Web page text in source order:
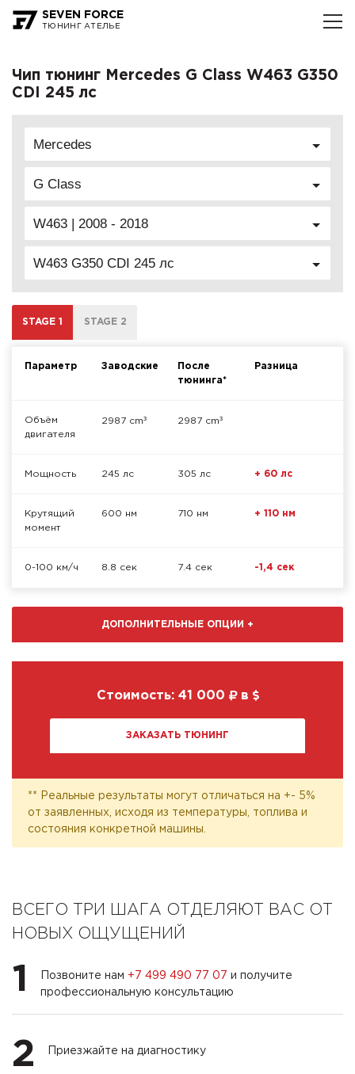
SEVEN FORCE
ТЮНИНГ АТЕЛЬЕ
Чип тюнинг Mercedes G Class W463 G350
CDI 245 лс
Mercedes
G Class
W463 | 2008 - 2018
W463 G350 CDI 245 лс
STAGE 1 STAGE 2
Параметр Заводские
После
тюнинга*
Разница
Объём
двигателя
2987 cm³ 2987 cm³
Мощность 245 лс 305 лс + 60 лс
Крутящий
момент
600 нм 710 нм + 110 нм
0-100 км/ч 8.8 сек 7.4 сек -1,4 сек
ДОПОЛНИТЕЛЬНЫЕ ОПЦИИ +
Стоимость: 41 000 в
ЗАКАЗАТЬ ТЮНИНГ
** Реальные результаты могут отличаться на +- 5%
от заявленных, исходя из температуры, топлива и
состояния конкретной машины.
ВСЕГО ТРИ ШАГА ОТДЕЛЯЮТ ВАС ОТ
НОВЫХ ОЩУЩЕНИЙ
1 Позвоните нам +7 499 490 77 07 и получите
профессиональную консультацию
2 Приезжайте на диагностику